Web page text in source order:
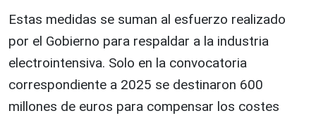
Estas medidas se suman al esfuerzo realizado
por el Gobierno para respaldar a la industria
electrointensiva. Solo en la convocatoria
correspondiente a 2025 se destinaron 600
millones de euros para compensar los costes